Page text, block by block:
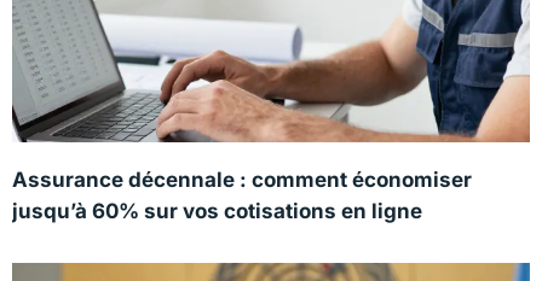
Assurance décennale : comment économiser
jusqu’à 60% sur vos cotisations en ligne